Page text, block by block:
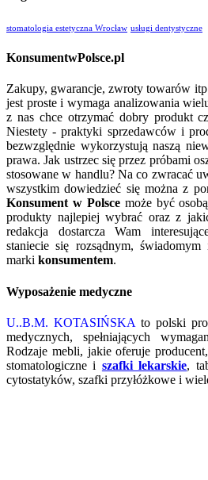
stomatologia estetyczna Wrocław usługi dentystyczne
KonsumentwPolsce.pl
Zakupy, gwarancje, zwroty towarów
jest proste i wymaga analizowania
z nas chce otrzymać dobry produkt
Niestety - praktyki sprzedawców i
bezwzględnie wykorzystują naszą
prawa. Jak ustrzec się przez próbami
stosowane w handlu? Na co zwracać
wszystkim dowiedzieć się można z
Konsument w Polscemoże być
produkty najlepiej wybrać oraz z
redakcja dostarcza Wam
staniecie się rozsądnym,
marki konsumentem.
Wyposażenie medyczne
U..B.M. KOTASIŃSKA to polski
medycznych, spełniających
Rodzaje mebli, jakie oferuje
stomatologiczne i szafki lekarskie,
cytostatyków, szafki przyłóżkowe i